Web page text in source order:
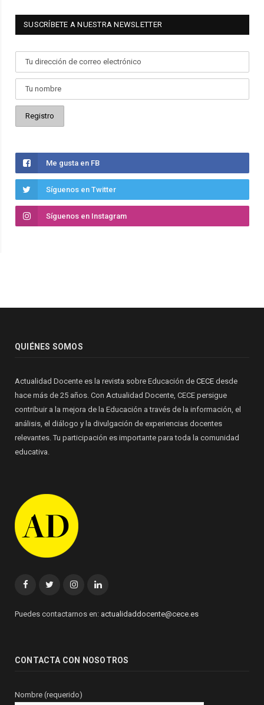
SUSCRÍBETE A NUESTRA NEWSLETTER
Me gusta en FB
Síguenos en Twitter
Síguenos en Instagram
QUIÉNES SOMOS
Actualidad Docente es la revista sobre Educación de CECE desde
hace más de 25 años. Con Actualidad Docente, CECE persigue
contribuir a la mejora de la Educación a través de la información, el
análisis, el diálogo y la divulgación de experiencias docentes
relevantes. Tu participación es importante para toda la comunidad
educativa.
FacebookTwitterInstagramLinkedin
Puedes contactarnos en: actualidaddocente@cece.es
CONTACTA CON NOSOTROS
Nombre (requerido)